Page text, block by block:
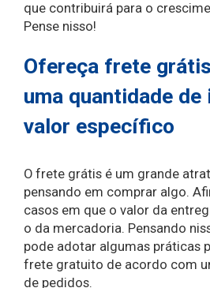
que contribuirá para o
Pense nisso!
Ofereça frete
uma quantidade de
valor específico
O frete grátis é um grande
pensando em comprar algo.
casos em que o valor da
o da mercadoria. Pensando
pode adotar algumas práticas
frete gratuito de acordo com
de pedidos.